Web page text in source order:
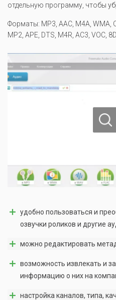
отдельную программу, чтобы
Форматы: MP3, AAC, M4A, WMA,
MP2, APE, DTS, M4R, AC3, VOC,
удобно пользоваться и
озвучки роликов и другие
можно редактировать
возможность извлекать и
информацию о них на
настройка каналов, типа,